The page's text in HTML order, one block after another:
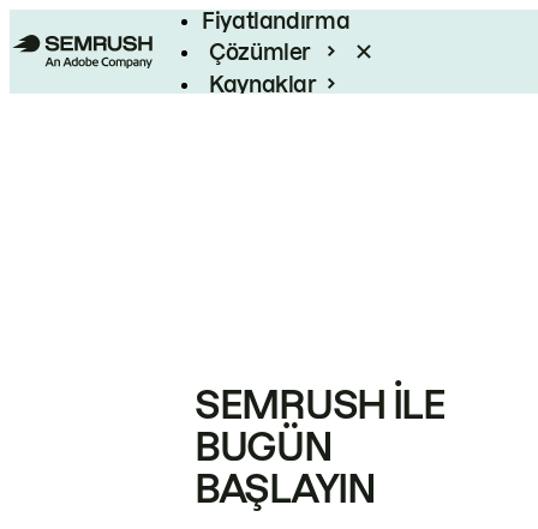
Fiyatlandırma
Çözümler
Kaynaklar
SEMRUSH ILE
BUGÜN
BAŞLAYIN